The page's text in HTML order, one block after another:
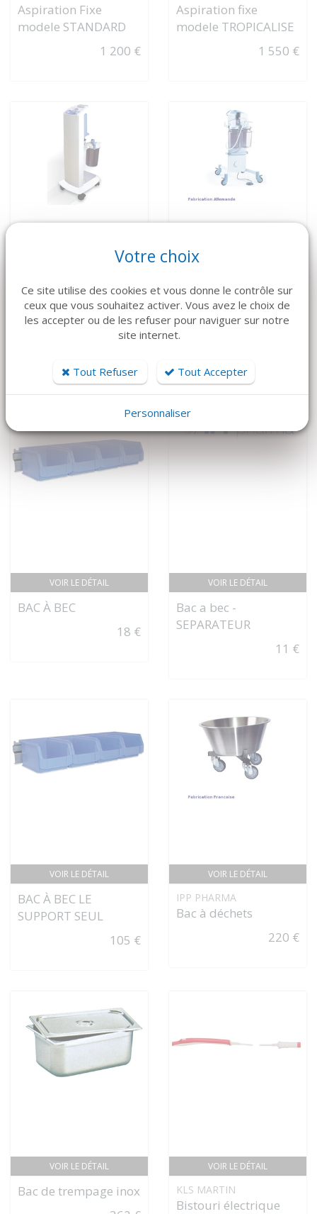
Aspiration Fixe
modele STANDARD
1 200 €
Aspiration fixe
modele TROPICALISE
1 550 €
Aspiration mobile
C451 ATMOS
MEDAP
Aspiration mobile
Twista 1070
VOIR LE DÉTAIL
BAC À BEC
18 €
VOIR LE DÉTAIL
Bac a bec -
SEPARATEUR
11 €
VOIR LE DÉTAIL
BAC À BEC LE
SUPPORT SEUL
105 €
VOIR LE DÉTAIL
IPP PHARMA
Bac à déchets
220 €
VOIR LE DÉTAIL
Bac de trempage inox
VOIR LE DÉTAIL
KLS MARTIN
Bistouri électrique
Votre choix
Ce site utilise des cookies et vous donne le contrôle sur
ceux que vous souhaitez activer. Vous avez le choix de
les accepter ou de les refuser pour naviguer sur notre
site internet.
Tout Refuser Tout Accepter
Personnaliser